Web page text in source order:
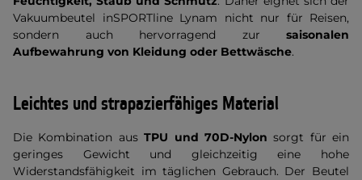
Vakuumbeutel inSPORTline Lynam nicht nur für Reisen,
sondern auch hervorragend zur saisonalen
Aufbewahrung von Kleidung oder Bettwäsche.
Leichtes und strapazierfähiges Material
Die Kombination ausTPU und 70D-Nylon sorgt für ein
geringes Gewicht und gleichzeitig eine hohe
Widerstandsfähigkeit im täglichen Gebrauch. Der Beutel